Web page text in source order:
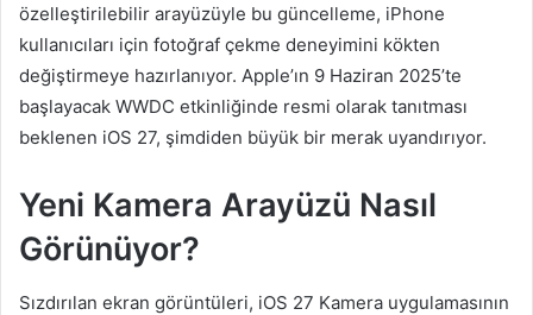
özelleştirilebilir arayüzüyle bu güncelleme, iPhone
kullanıcıları için fotoğraf çekme deneyimini kökten
değiştirmeye hazırlanıyor. Apple’ın 9 Haziran 2025’te
başlayacak WWDC etkinliğinde resmi olarak tanıtması
beklenen iOS 27, şimdiden büyük bir merak uyandırıyor.
Yeni Kamera Arayüzü Nasıl
Görünüyor?
Sızdırılan ekran görüntüleri, iOS 27 Kamera uygulamasının